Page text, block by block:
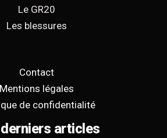
Le GR20
Les blessures
Contact
Mentions légales
de confidentialité
articles